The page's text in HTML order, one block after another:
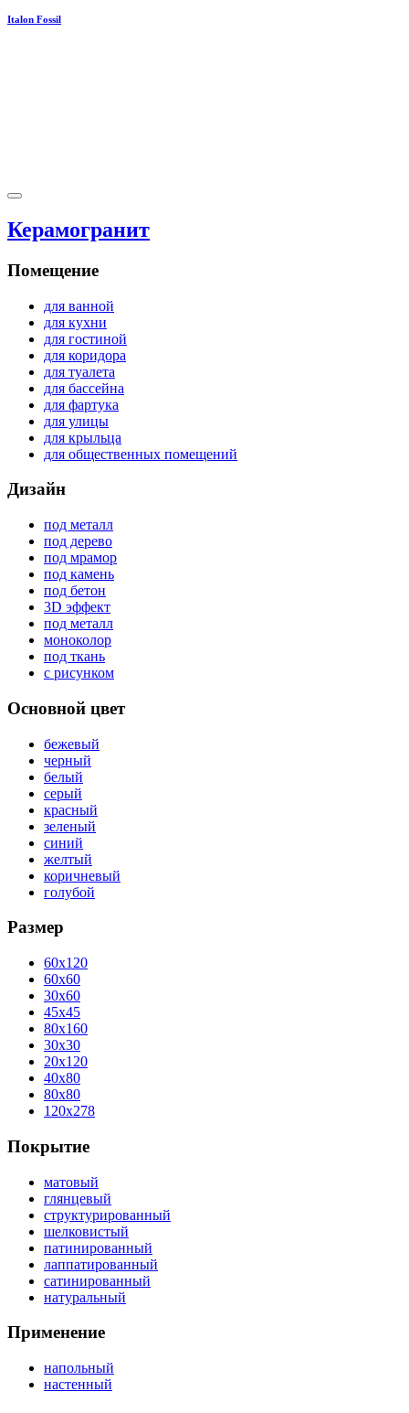
Italon Fossil
Керамогранит
Помещение
для ванной
для кухни
для гостиной
для коридора
для туалета
для бассейна
для фартука
для улицы
для крыльца
для общественных помещений
Дизайн
под металл
под дерево
под мрамор
под камень
под бетон
3D эффект
под металл
моноколор
под ткань
с рисунком
Основной цвет
бежевый
черный
белый
серый
красный
зеленый
синий
желтый
коричневый
голубой
Размер
60x120
60x60
30x60
45x45
80x160
30x30
20x120
40x80
80x80
120x278
Покрытие
матовый
глянцевый
структурированный
шелковистый
патинированный
лаппатированный
сатинированный
натуральный
Применение
напольный
настенный